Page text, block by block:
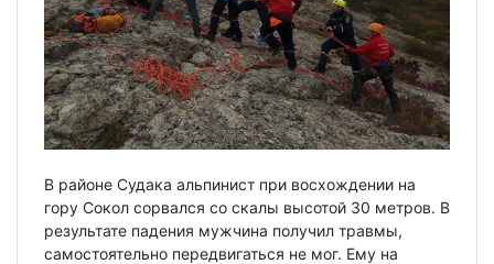
В районе Судака альпинист при восхождении на
гору Сокол сорвался со скалы высотой 30 метров. В
результате падения мужчина получил травмы,
самостоятельно передвигаться не мог. Ему на